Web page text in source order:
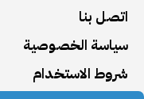
اتصل بنا
سياسة الخصوصية
شروط الاستخدام